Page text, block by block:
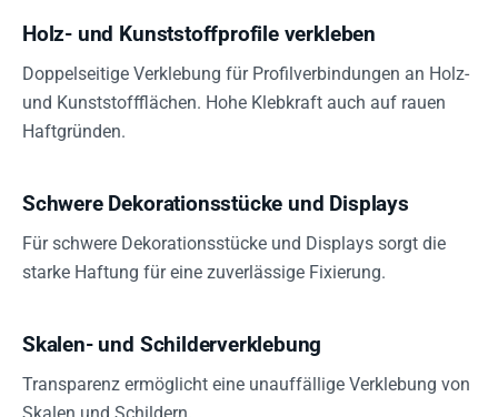
Holz- und Kunststoffprofile verkleben
Doppelseitige Verklebung für Profilverbindungen an Holz-
und Kunststoffflächen. Hohe Klebkraft auch auf rauen
Haftgründen.
Schwere Dekorationsstücke und Displays
Für schwere Dekorationsstücke und Displays sorgt die
starke Haftung für eine zuverlässige Fixierung.
Skalen- und Schilderverklebung
Transparenz ermöglicht eine unauffällige Verklebung von